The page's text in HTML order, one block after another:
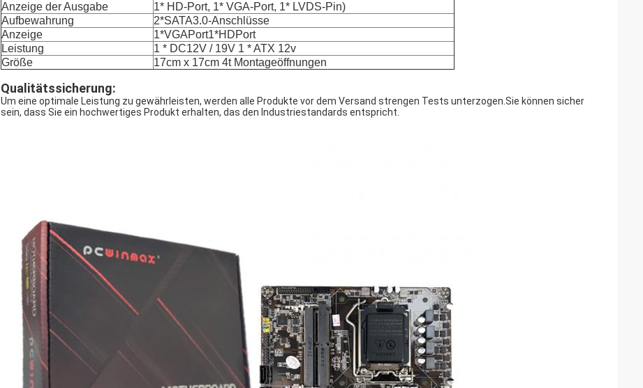
Anzeige der Ausgabe
1* HD-Port, 1* VGA-Port, 1* LVDS-Pin)
Aufbewahrung
2*SATA3.0-Anschlüsse
Anzeige
1*VGAPort1*HDPort
Leistung
1 * DC12V / 19V 1 * ATX 12v
Größe
17cm x 17cm 4t Montageöffnungen
Qualitätssicherung:
Um eine optimale Leistung zu gewährleisten, werden alle Produkte vor dem Versand strengen Tests unterzogen.Sie können sicher
sein, dass Sie ein hochwertiges Produkt erhalten, das den Industriestandards entspricht.